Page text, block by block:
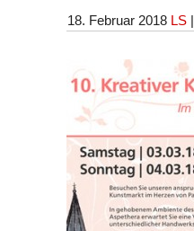
18. Februar 2018 LS |